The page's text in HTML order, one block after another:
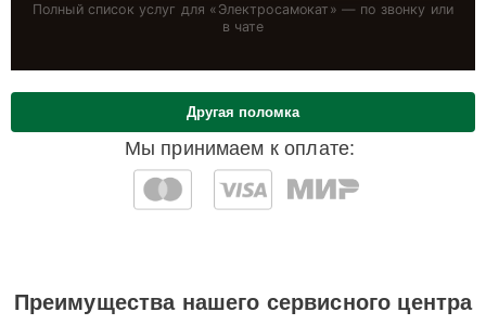
Полный список услуг для « Электросамокат » — по звонку или
в чате
Мы принимаем к оплате:
Другая поломка
Преимущества нашего сервисного центра